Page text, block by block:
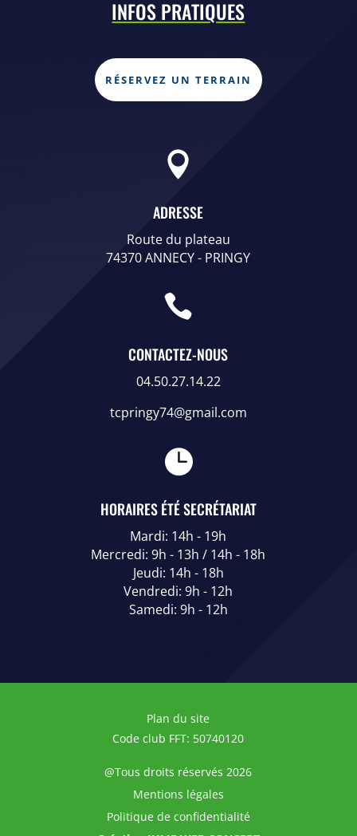
INFOS PRATIQUES
RÉSERVEZ UN TERRAIN

ADRESSE
Route du plateau
74370 ANNECY - PRINGY

CONTACTEZ-NOUS
04.50.27.14.22
tcpringy74@gmail.com

HORAIRES ÉTÉ SECRÉTARIAT
Mardi: 14h - 19h
Mercredi: 9h - 13h / 14h - 18h
Jeudi: 14h - 18h
Vendredi: 9h - 12h
Samedi: 9h - 12h
Plan du site
Code club FFT: 50740120
@Tous droits réservés 2026
Mentions légales
Politique de confidentialité